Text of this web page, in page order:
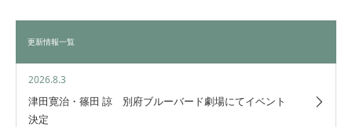
更新情報一覧
2026.8.3
津田寛治・篠田 諒 別府ブルーバード劇場にてイベント
決定